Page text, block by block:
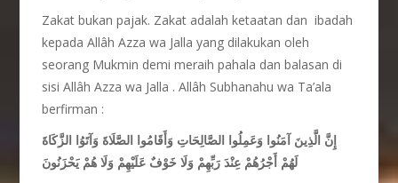
Zakat bukan pajak. Zakat adalah ketaatan dan ibadah
kepada Allâh Azza wa Jalla yang dilakukan oleh
seorang Mukmin demi meraih pahala dan balasan di
sisi Allâh Azza wa Jalla . Allâh Subhanahu wa Ta’ala
berfirman :
إِنَّ الَّذِينَ آمَنُوا وَعَمِلُوا الصَّالِحَاتِ وَأَقَامُوا الصَّلَاةَ وَآتَوُا الزَّكَاةَ
لَهُمْ أَجْرُهُمْ عِنْدَ رَبِّهِمْ وَلَا خَوْفٌ عَلَيْهِمْ وَلَا هُمْ يَحْزَنُونَ